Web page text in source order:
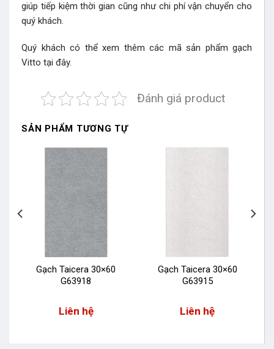
giúp tiếp kiệm thời gian cũng như chi phí vận chuyển cho
quý khách.
Quý khách có thể xem thêm các mã sản phẩm gạch
Vitto tại đây.
Đánh giá product
SẢN PHẨM TƯƠNG TỰ
Gạch Taicera 30×60
G63918
Liên hệ
Gạch Taicera 30×60
G63915
Liên hệ